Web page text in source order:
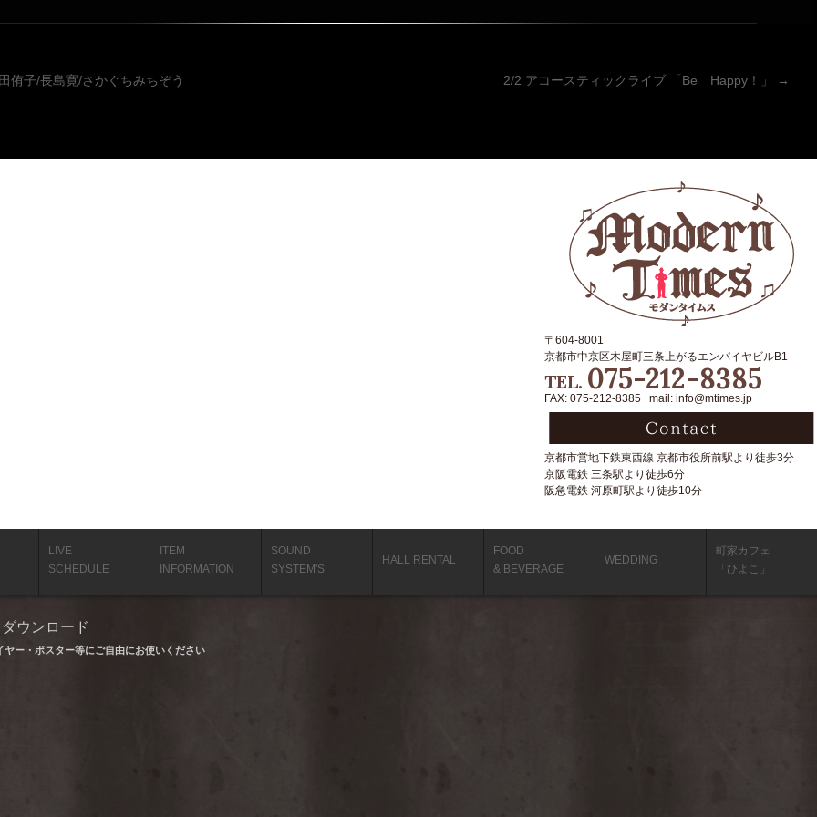
投稿ナビゲーション
侑子/長島寛/さかぐちみちぞう 2/2 アコースティックライブ 「Be Happy！」 →
〒604-8001
京都市中京区木屋町三条上がるエンパイヤビルB1
TEL. 075-212-8385
FAX: 075-212-8385 mail: info@mtimes.jp
京都市営地下鉄東西線 京都市役所前駅より徒歩3分
京阪電鉄 三条駅より徒歩6分
阪急電鉄 河原町駅より徒歩10分
LIVE
SCHEDULE
ITEM
INFORMATION
SOUND
SYSTEM'S
HALL RENTAL
FOOD
& BEVERAGE
WEDDING
町家カフェ
「ひよこ」
ウンロード
ヤー・ポスター等にご自由にお使いください